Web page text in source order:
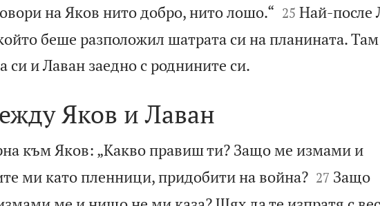
на Яков нито добро, нито лошо.“
25 Най-после
беше разположил шатрата си на планината. Там
си и Лаван заедно с роднините си.
Яков и Лаван
към Яков: „Какво правиш ти? Защо ме измами и
ми като пленници, придобити на война?
27 Защо